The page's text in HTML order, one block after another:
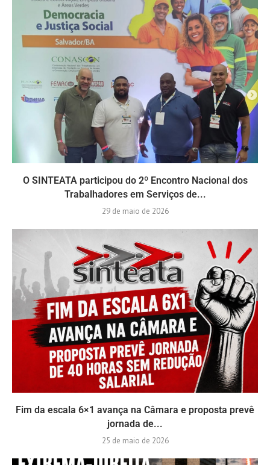
O SINTEATA participou do 2º Encontro Nacional dos
Trabalhadores em Serviços de...
29 de maio de 2026
Fim da escala 6×1 avança na Câmara e proposta prevê
jornada de...
25 de maio de 2026